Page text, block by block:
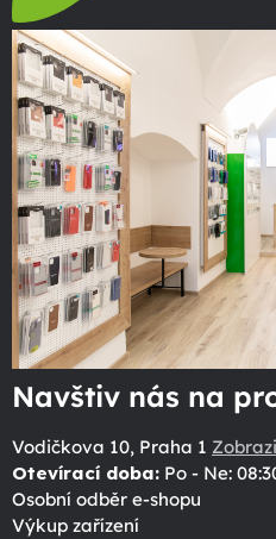
Navštiv nás na
Vodičkova 10, Praha 1
Otevírací doba: Po - Ne:
Osobní odběr e-shopu
Výkup zařízení